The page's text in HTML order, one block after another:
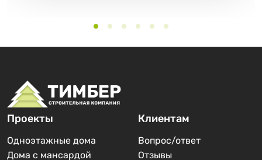
Проекты
Одноэтажные дома
Дома с мансардой
Клиентам
Вопрос/ответ
Отзывы